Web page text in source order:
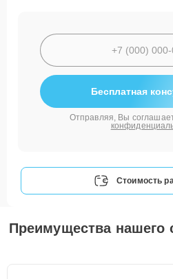
Бесплатная
Отправляя, Вы
Стоимость
Преимущества нашего